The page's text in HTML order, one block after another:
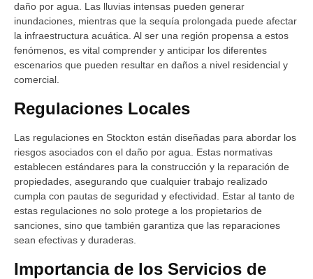
daño por agua. Las lluvias intensas pueden generar
inundaciones, mientras que la sequía prolongada puede afectar
la infraestructura acuática. Al ser una región propensa a estos
fenómenos, es vital comprender y anticipar los diferentes
escenarios que pueden resultar en daños a nivel residencial y
comercial.
Regulaciones Locales
Las regulaciones en Stockton están diseñadas para abordar los
riesgos asociados con el daño por agua. Estas normativas
establecen estándares para la construcción y la reparación de
propiedades, asegurando que cualquier trabajo realizado
cumpla con pautas de seguridad y efectividad. Estar al tanto de
estas regulaciones no solo protege a los propietarios de
sanciones, sino que también garantiza que las reparaciones
sean efectivas y duraderas.
Importancia de los Servicios de